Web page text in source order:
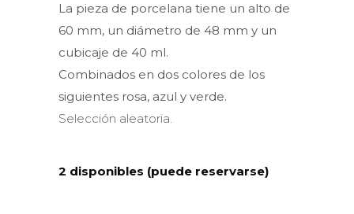
La pieza de porcelana tiene un alto de
60 mm, un diámetro de 48 mm y un
cubicaje de 40 ml.
Combinados en dos colores de los
siguientes rosa, azul y verde.
Selección aleatoria.
2 disponibles (puede reservarse)